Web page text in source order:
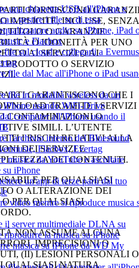
una chiavetta USB all'iPhone e
o gestire i file su di essa
audio su iPhone, iPad
e Flacbox
file sul cloud e collegarli a
file dal Mac all'iPhone o iPad
file in modalità wireless da un
iPhone usando WiFi-Drive
computer all'iPhone usando il
l'archivio interno del Bluesound
Flacbox, Evertag
musica da YouTube e ascoltare
iPhone
un'app di terze parti dal tuo
video mentre si riproduce musica
il server multimediale DLNA su
riprodurre la musica su iPhone
musica su iPhone da WD My
FORNISCONO
IMPLICITE, INCLUSE, SENZA
TITOLO O GARANZIE
O IDONEITÀ PER UNO
AI SERVIZI O AI
O SERVIZIO
GARANTISCONO CHE I
TRAMITE I SERVIZI
CONTAMINAZIONI O
SIMILI. L’UTENTE
I RISCHI RELATIVI ALLA
DEI SERVIZI E
DEI CONTENUTI.
PER QUALSIASI
O ALTERAZIONE DEI
PER QUALSIASI
NON ASSUME ALCUNA
IMPRECISIONI O
(II) LESIONI PERSONALI O
QUALSIASI NATURA